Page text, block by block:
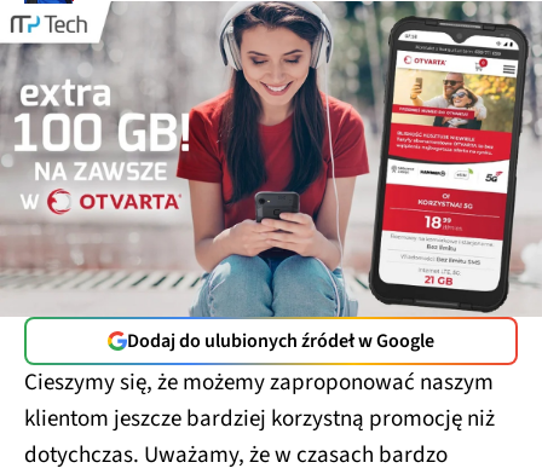
Dodaj do ulubionych źródeł w Google
Cieszymy się, że możemy zaproponować naszym
klientom jeszcze bardziej korzystną promocję niż
dotychczas. Uważamy, że w czasach bardzo